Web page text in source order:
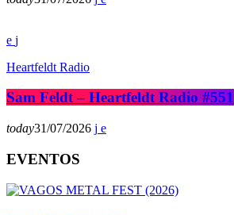
Heartfeldt Radio
Sam Feldt – Heartfeldt Radio #551
today31/07/2026
EVENTOS